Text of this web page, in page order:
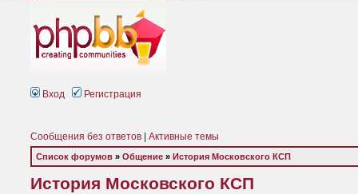
Вход Регистрация
Сообщения без ответов Активные темы
Список форумов » Общение » История Московского КСП
История Московского КСП